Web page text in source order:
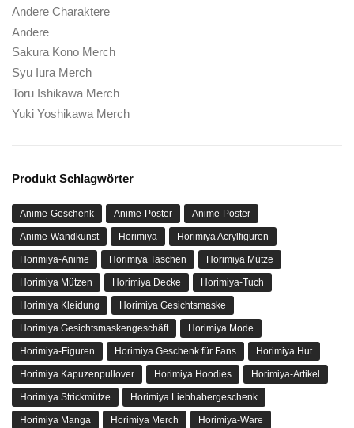
Andere Charaktere
Andere
Sakura Kono Merch
Syu Iura Merch
Toru Ishikawa Merch
Yuki Yoshikawa Merch
Produkt Schlagwörter
Anime-Geschenk Anime-Poster Anime-Poster
Anime-Wandkunst Horimiya Horimiya Acrylfiguren
Horimiya-Anime Horimiya Taschen Horimiya Mütze
Horimiya Mützen Horimiya Decke Horimiya-Tuch
Horimiya Kleidung Horimiya Gesichtsmaske
Horimiya Gesichtsmaskengeschäft Horimiya Mode
Horimiya-Figuren Horimiya Geschenk für Fans Horimiya Hut
Horimiya Kapuzenpullover Horimiya Hoodies Horimiya-Artikel
Horimiya Strickmütze Horimiya Liebhabergeschenk
Horimiya Manga Horimiya Merch Horimiya-Ware